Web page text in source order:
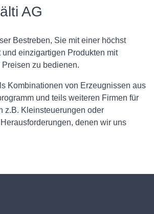
AG
Bestreben, Sie mit einer höchst
einzigartigen Produkten mit
zu bedienen.
Kombinationen von Erzeugnissen aus
und teils weiteren Firmen für
z.B. Kleinsteuerungen oder
denen wir uns